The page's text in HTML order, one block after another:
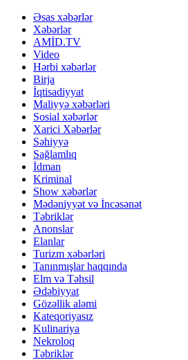
Əsas xəbərlər
Xəbərlər
AMİD.TV
Video
Hərbi xəbərlər
Birja
İqtisadiyyat
Maliyyə xəbərləri
Sosial xəbərlər
Xarici Xəbərlər
Səhiyyə
Sağlamlıq
İdman
Kriminal
Show xəbərlər
Mədəniyyət və İncəsənət
Təbriklər
Anonslar
Elanlar
Turizm xəbərləri
Tanınmışlar haqqında
Elm və Təhsil
Ədəbiyyat
Gözəllik aləmi
Kateqoriyasız
Kulinariya
Nekroloq
Təbriklər